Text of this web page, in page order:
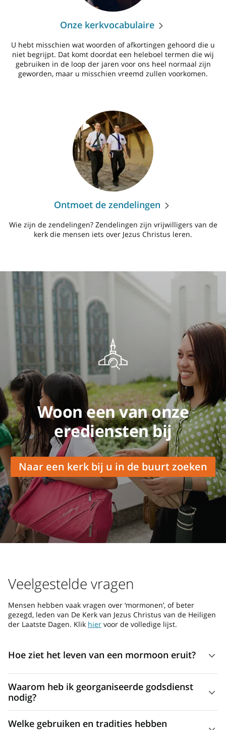
Onze kerkvocabulaire
U hebt misschien wat woorden of afkortingen gehoord die u
niet begrijpt. Dat komt doordat een heleboel termen die wij
gebruiken in de loop der jaren voor ons heel normaal zijn
geworden, maar u misschien vreemd zullen voorkomen.
Ontmoet de zendelingen
Wie zijn de zendelingen? Zendelingen zijn vrijwilligers van de
kerk die mensen iets over Jezus Christus leren.
Woon een van onze
erediensten bij
Naar een kerk bij u in de buurt zoeken
Veelgestelde vragen
Mensen hebben vaak vragen over ‘mormonen’, of beter
gezegd, leden van De Kerk van Jezus Christus van de Heiligen
der Laatste Dagen. Klik hier voor de volledige lijst.
Hoe ziet het leven van een mormoon eruit?
der Laatste Dagen zijn gewone mensen. U zult er
misschien versteld van staan hoe normaal ze zijn! Hun
leven kent hoogte- en dieptepunten, en alles wat daar
Waarom heb ik georganiseerde godsdienst
nodig?
Welke gebruiken en tradities hebben